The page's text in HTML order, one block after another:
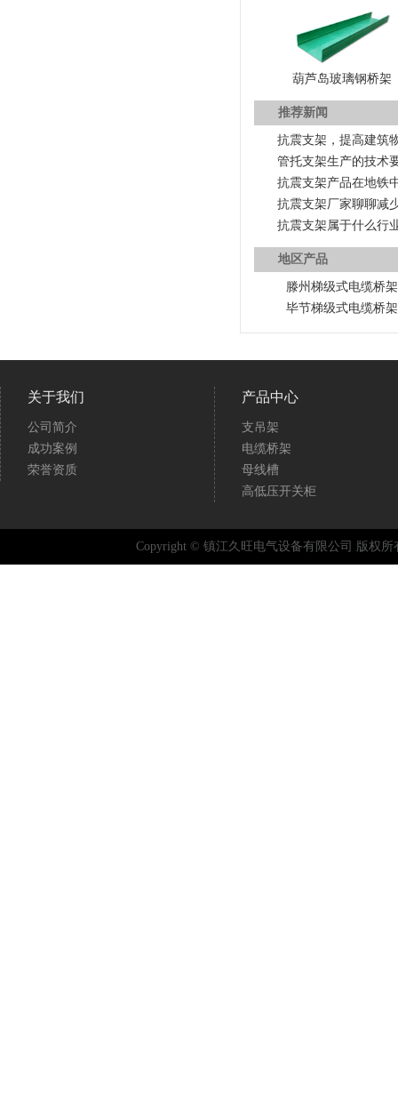
葫芦岛玻璃钢桥架
推荐新闻
抗震支架，提高建筑
管托支架生产的技术
抗震支架产品在地铁
抗震支架厂家聊聊减
抗震支架属于什么行
地区产品
滕州梯级式电缆桥架
毕节梯级式电缆桥架
关于我们
公司简介
成功案例
荣誉资质
产品中心
支吊架
电缆桥架
母线槽
高低压开关柜
Copyright © 镇江久旺电气设备有限公司 版权所